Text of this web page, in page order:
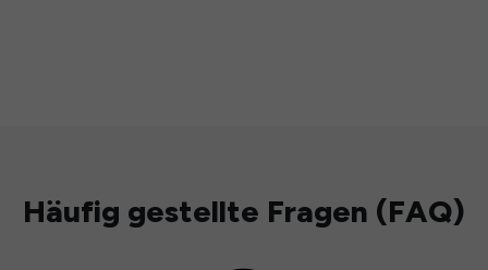
Häufig gestellte Fragen (FAQ)